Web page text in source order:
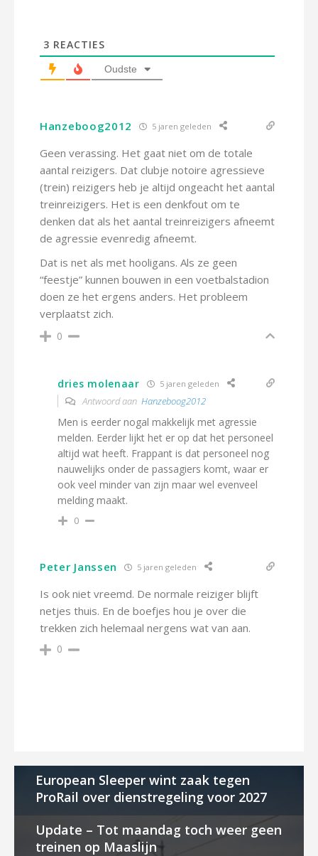
3 REACTIES
Oudste
Hanzeboog2012 5 jaren geleden
Geen verassing. Het gaat niet om de totale
aantal reizigers. Dat clubje notoire agressieve
(trein) reizigers heb je altijd ongeacht het aantal
treinreizigers. Het is een denkfout om te
denken dat als het aantal treinreizigers afneemt
de agressie evenredig afneemt.
Dat is net als met hooligans. Als ze geen
“feestje” kunnen bouwen in een voetbalstadion
doen ze het ergens anders. Het probleem
verplaatst zich.
0
dries molenaar 5 jaren geleden
Antwoord aan Hanzeboog2012
Men is eerder nogal makkelijk met agressie
melden. Eerder lijkt het er op dat het personeel
altijd wat heeft. Frappant is dat personeel nog
nauwelijks onder de passagiers komt, waar er
ook veel minder van zijn maar wel evenveel
melding maakt.
0
Peter Janssen 5 jaren geleden
Is ook niet vreemd. De normale reiziger blijft
netjes thuis. En de boefjes hou je over die
trekken zich helemaal nergens wat van aan.
0
European Sleeper wint zaak tegen
ProRail over dienstregeling voor 2027
Update – Tot maandag toch weer geen
treinen op Maaslijn